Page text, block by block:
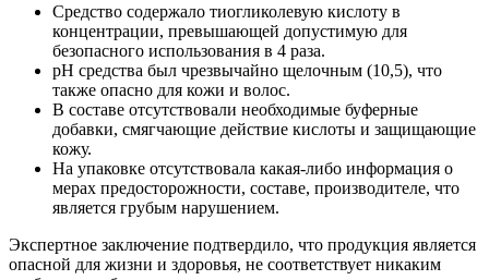
Средство содержало тиогликолевую кислоту в
концентрации, превышающей допустимую для
безопасного использования в 4 раза.
pH средства был чрезвычайно щелочным (10,5), что
также опасно для кожи и волос.
В составе отсутствовали необходимые буферные
добавки, смягчающие действие кислоты и защищающие
кожу.
На упаковке отсутствовала какая-либо информация о
мерах предосторожности, составе, производителе, что
является грубым нарушением.
Экспертное заключение подтвердило, что продукция является
опасной для жизни и здоровья, не соответствует никаким